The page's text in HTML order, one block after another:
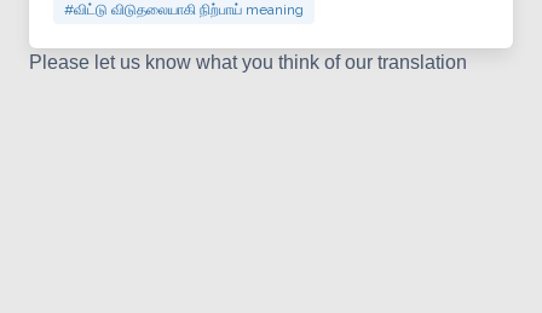
#விட்டு விடுதலையாகி நிற்பாய் meaning
Please let us know what you think of our translation